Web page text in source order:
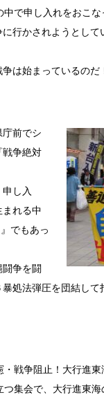
で申し入れをおこな
行かされようとして
は始まっているの
前でシ
戦争絶対
し入
れる中
でもあっ
争を闘
処法弾圧を団結して
戦争阻止！大行進
つ集会で、大行進東